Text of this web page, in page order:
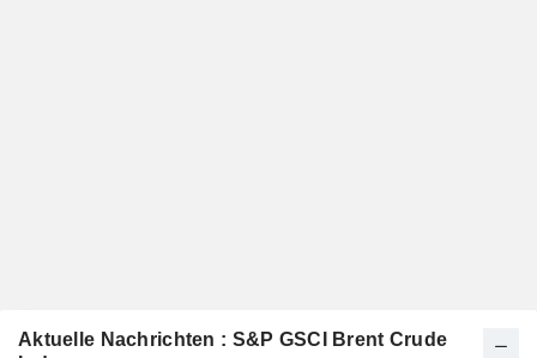
Aktuelle Nachrichten : S&P GSCI Brent Crude